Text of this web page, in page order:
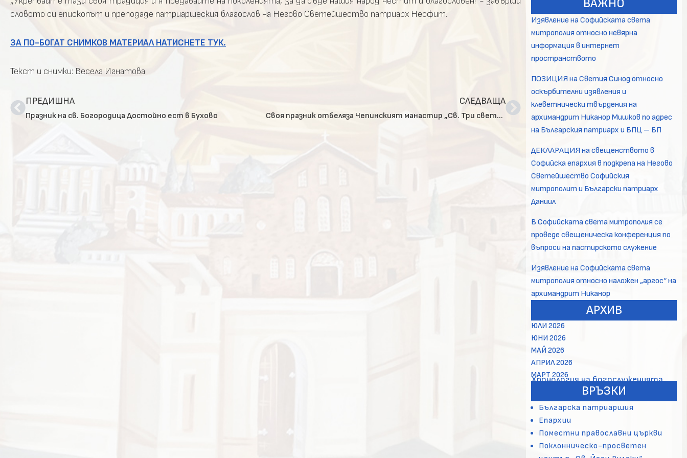
словото си епископът и преподаде патриаршеския благослов на Негово Светейшество патриарх Неофит.
ЗА ПО-БОГАТ СНИМКОВ МАТЕРИАЛ НАТИСНЕТЕ ТУК.
Текст и снимки: Весела Игнатова
ПРЕДИШНА
Празник на св. Богородица Достойно ест в Бухово
СЛЕДВАЩА
Своя празник отбеляза Чепинският манастир „Св. Три светители“
ВАЖНО
Изявление на Софийската света
митрополия относно невярна
информация в интернет
пространството
ПОЗИЦИЯ на Светия Синод относно
оскърбителни изявления и
клеветнически твърдения на
архимандрит Никанор Мишков по адрес
на Българския патриарх и БПЦ – БП
ДЕКЛАРАЦИЯ на свещенството в
Софийска епархия в подкрепа на Негово
Светейшество Софийския
митрополит и Български патриарх
Даниил
В Софийската света митрополия се
проведе свещеническа конференция по
въпроси на пастирското служение
Изявление на Софийската света
митрополия относно наложен „аргос“ на
архимандрит Никанор
АРХИВ
ЮЛИ 2026
ЮНИ 2026
МАЙ 2026
АПРИЛ 2026
МАРТ 2026
Хронология на богослуженията
ВРЪЗКИ
Българска патриаршия
Епархии
Поместни православни църкви
Поклонническо-просветен